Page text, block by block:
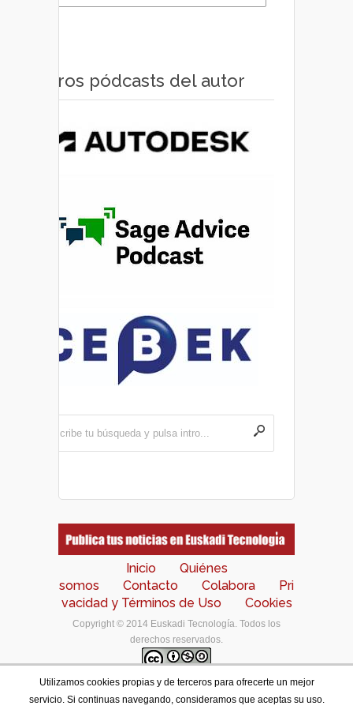
Otros pódcasts del autor
Inicio
Quiénes
somos
Contacto Colabora
Pri
vacidad y Términos de Uso
Cookies
Copyright © 2014 Euskadi Tecnología. Todos los
derechos reservados.
Los contenidos de este portal están bajo unalicencia
de Creative Commons Reconocimiento-NoComercial-
Utilizamos cookies propias y de terceros para ofrecerte un mejor
servicio. Si continuas navegando, consideramos que aceptas su uso.